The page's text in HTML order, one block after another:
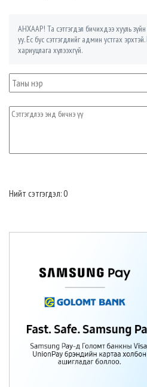
АНХААР! Та сэтгэгдэл бичихдээ хууль
уу. Ёс бус сэтгэгдлийг админ устгах
хариуцлага хүлээхгүй.
Нийт сэтгэгдэл: 0